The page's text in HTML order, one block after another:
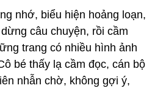
nhớ, biểu hiện hoảng loạn,
câu chuyện, rồi cầm
trang có nhiều hình ảnh
bé thấy lạ cầm đọc, cán bộ
nhẫn chờ, không gợi ý,